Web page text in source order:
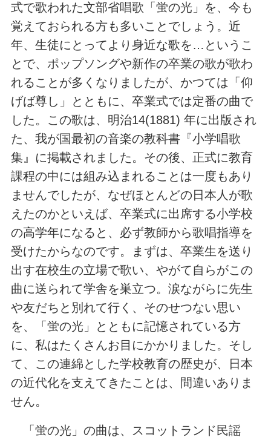
式で歌われた文部省唱歌「蛍の光」を、今も
覚えておられる方も多いことでしょう。近
年、生徒にとってより身近な歌を…というこ
とで、ポップソングや新作の卒業の歌が歌わ
れることが多くなりましたが、かつては「仰
げば尊し」とともに、卒業式では定番の曲で
した。この歌は、明治14(1881) 年に出版され
た、我が国最初の音楽の教科書『小学唱歌
集』に掲載されました。その後、正式に教育
課程の中には組み込まれることは一度もあり
ませんでしたが、なぜほとんどの日本人が歌
えたのかといえば、卒業式に出席する小学校
の高学年になると、必ず教師から歌唱指導を
受けたからなのです。まずは、卒業生を送り
出す在校生の立場で歌い、やがて自らがこの
曲に送られて学舎を巣立つ。涙ながらに先生
や友だちと別れて行く、そのせつない思い
を、「蛍の光」とともに記憶されている方
に、私はたくさんお目にかかりました。そし
て、この連綿とした学校教育の歴史が、日本
の近代化を支えてきたことは、間違いありま
せん。
「蛍の光」の曲は、スコットランド民謡